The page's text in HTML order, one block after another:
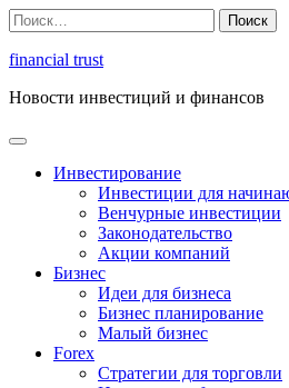
Перейти
к
содержимому
Найти:
financial trust
Новости инвестиций и финансов
Инвестирование
Инвестиции для
Венчурные инвестиции
Законодательство
Акции компаний
Бизнес
Идеи для бизнеса
Бизнес планирование
Малый бизнес
Forex
Стратегии для торговли